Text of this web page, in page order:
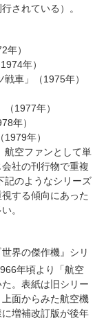
されている）。
年）
年）
車」（1975年）
1977年）
年）
年）
航空ファンとして単
社の刊行物で重複
記のようなシリーズ
する傾向にあった
。
界の傑作機』シリ
年頃より「航空
。表紙は旧シリー
面からみた航空機
増補改訂版が後年